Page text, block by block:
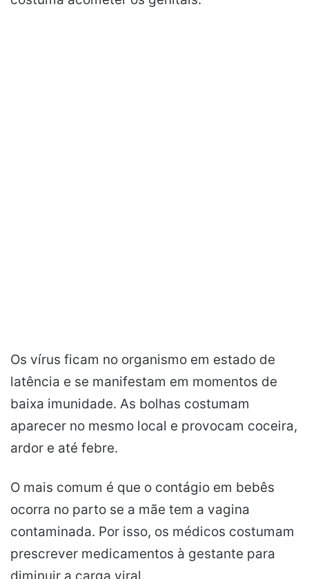
Os vírus ficam no organismo em estado de
latência e se manifestam em momentos de
baixa imunidade. As bolhas costumam
aparecer no mesmo local e provocam coceira,
ardor e até febre.
O mais comum é que o contágio em bebês
ocorra no parto se a mãe tem a vagina
contaminada. Por isso, os médicos costumam
prescrever medicamentos à gestante para